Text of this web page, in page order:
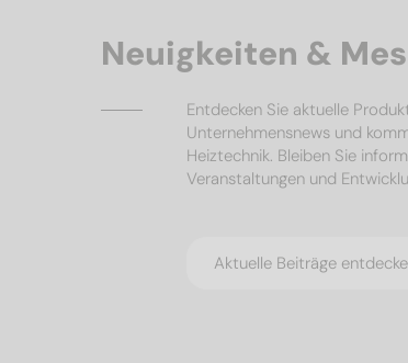
Neuigkeiten &
Entdecken Sie aktuelle
Unternehmensnews und
Heiztechnik. Bleiben Sie
Veranstaltungen und
Aktuelle Beiträge